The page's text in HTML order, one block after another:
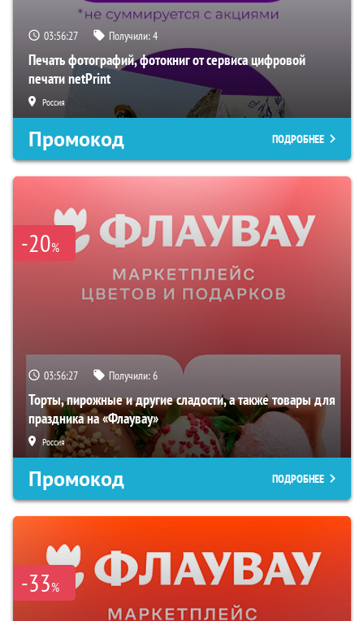
03:56:26 Получили:4
Печать фотографий, фотокниг от сервиса цифровой
печати netPrint
Россия
Промокод ПОДРОБНЕЕ
-20%
03:56:26 Получили:6
Торты, пирожные и другие сладости, а также товары для
праздника на «Флаувау»
Россия
Промокод ПОДРОБНЕЕ
-33%